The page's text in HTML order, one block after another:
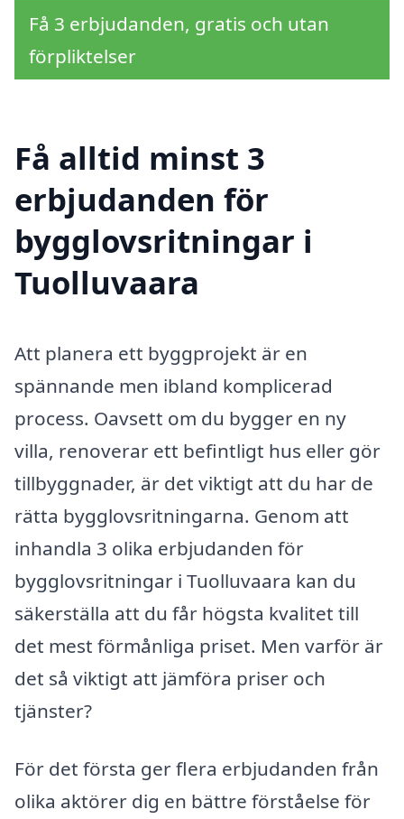
Få 3 erbjudanden, gratis och utan
förpliktelser
Få alltid minst 3
erbjudanden för
bygglovsritningar i
Tuolluvaara
Att planera ett byggprojekt är en
spännande men ibland komplicerad
process. Oavsett om du bygger en ny
villa, renoverar ett befintligt hus eller gör
tillbyggnader, är det viktigt att du har de
rätta bygglovsritningarna. Genom att
inhandla 3 olika erbjudanden för
bygglovsritningar i Tuolluvaara kan du
säkerställa att du får högsta kvalitet till
det mest förmånliga priset. Men varför är
det så viktigt att jämföra priser och
tjänster?
För det första ger flera erbjudanden från
olika aktörer dig en bättre förståelse för